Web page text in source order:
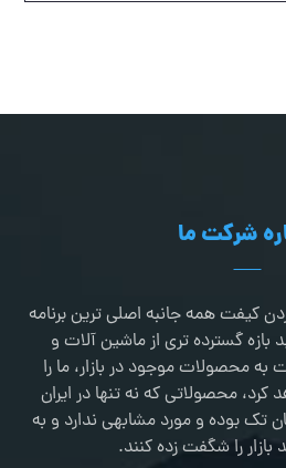
شرکت ما
کیفت همه جانبه اصلی ترین برنامه
بازه گسترده تری از ماشین آلات و
به محصولات موجود در بازار، ما را
کرد، محصولاتی که نه تنها در ایران
تک بوده و مورد مشابهی ندارد و به
بازار را شگفت زده کنند.